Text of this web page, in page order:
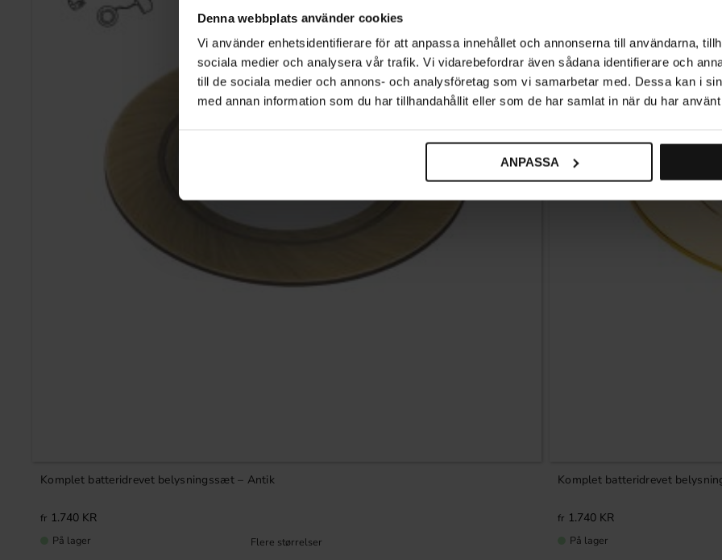
Denna webbplats använder cookies
Vi använder enhetsidentifierare för att anpassa innehållet och annonserna till användarna,
sociala medier och analysera vår trafik. Vi vidarebefordrar även sådana identifierare och
till de sociala medier och annons- och analysföretag som vi samarbetar med. Dessa kan i
med annan information som du har tillhandahållit eller som de har samlat in när du har
ANPASSA
Komplet batteridrevet belysningssæt – Antik
1.740KR
På lager
Komplet batteridrevet
1.740KR
På lager